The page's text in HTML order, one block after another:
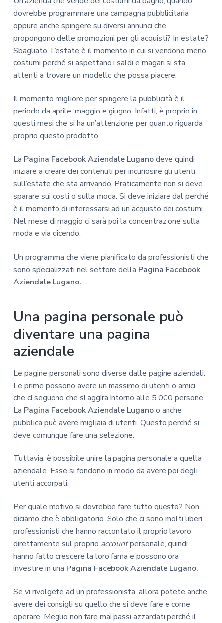
dovrebbe programmare una campagna pubblicitaria
oppure anche spingere su diversi annunci che
propongono delle promozioni per gli acquisti? In estate?
Sbagliato. L’estate è il momento in cui si vendono meno
costumi perché si aspettano i saldi e magari si sta
attenti a trovare un modello che possa piacere.
Il momento migliore per spingere la pubblicità è il
periodo da aprile, maggio e giugno. Infatti, è proprio in
questi mesi che si ha un’attenzione per quanto riguarda
proprio questo prodotto.
La Pagina Facebook Aziendale Luganodeve quindi
iniziare a creare dei contenuti per incuriosire gli utenti
sull’estate che sta arrivando. Praticamente non si deve
sparare sui costi o sulla moda. Si deve iniziare dal perché
è il momento di interessarsi ad un acquisto dei costumi.
Nel mese di maggio ci sarà poi la concentrazione sulla
moda e via dicendo.
Un programma che viene pianificato da professionisti che
sono specializzati nel settore della Pagina Facebook
Aziendale Lugano.
Una pagina personale può
diventare una pagina
aziendale
Le pagine personali sono diverse dalle pagine aziendali.
Le prime possono avere un massimo di utenti o amici
che ci seguono che si aggira intorno alle 5.000 persone.
La Pagina Facebook Aziendale Luganoo anche
pubblica può avere migliaia di utenti. Questo perché si
deve comunque fare una selezione.
Tuttavia, è possibile unire la pagina personale a quella
aziendale. Esse si fondono in modo da avere poi degli
utenti accorpati.
Per quale motivo si dovrebbe fare tutto questo? Non
diciamo che è obbligatorio. Solo che ci sono molti liberi
professionisti che hanno raccontato il proprio lavoro
direttamente sul proprio accountpersonale, quindi
hanno fatto crescere la loro fama e possono ora
investire in una Pagina Facebook Aziendale Lugano.
Se vi rivolgete ad un professionista, allora potete anche
avere dei consigli su quello che si deve fare e come
operare. Meglio non fare mai passi azzardati perché il